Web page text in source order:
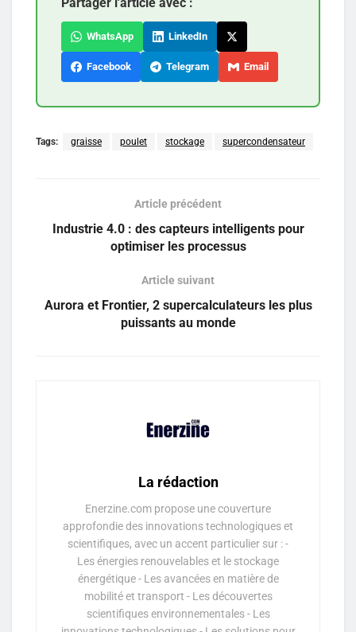
WhatsApp LinkedIn
Facebook Telegram Email
Tags: graisse poulet stockage supercondensateur
Article précédent
Industrie 4.0 : des capteurs intelligents pour
optimiser les processus
Article suivant
Aurora et Frontier, 2 supercalculateurs les plus
puissants au monde
La rédaction
Enerzine.com propose une couverture
approfondie des innovations technologiques et
scientifiques, avec un accent particulier sur : -
Les énergies renouvelables et le stockage
énergétique - Les avancées en matière de
mobilité et transport - Les découvertes
scientifiques environnementales - Les